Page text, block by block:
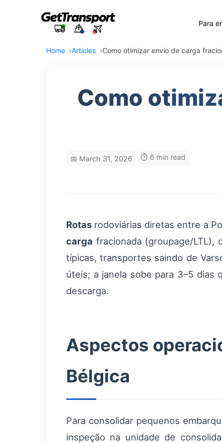
Para
Home Articles Como otimizar envio de carga
Como
📅 March 31, 2026 ⏱️ 6 min read
Rotas rodoviárias diretas entre a
carga fracionada (groupage/LTL),
típicas, transportes saindo de
úteis; a janela sobe para 3–5 dias
descarga.
Aspectos
Bélgica
Para consolidar pequenos
inspeção na unidade de